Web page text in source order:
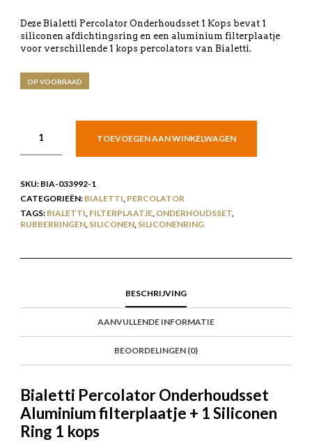
Deze Bialetti Percolator Onderhoudsset 1 Kops bevat 1
siliconen afdichtingsring en een aluminium filterplaatje
voor verschillende 1 kops percolators van Bialetti.
OP VOORRAAD
TOEVOEGEN AAN WINKELWAGEN
SKU: BIA-033992-1
CATEGORIEËN: BIALETTI, PERCOLATOR
TAGS: BIALETTI, FILTERPLAATJE, ONDERHOUDSSET,
RUBBERRINGEN, SILICONEN, SILICONENRING
BESCHRIJVING
AANVULLENDE INFORMATIE
BEOORDELINGEN (0)
Bialetti Percolator Onderhoudsset
Aluminium filterplaatje + 1 Siliconen
Ring 1 kops